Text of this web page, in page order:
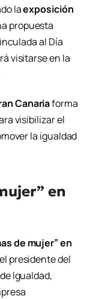
laexposición
propuesta
al Día
visitarse en la
Canariaforma
visibilizar el
la igualdad
en
de mujer” en
presidente del
Igualdad,